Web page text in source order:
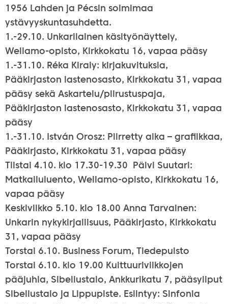
1956 Lahden ja Pécsin solmimaa
ystävyyskuntasuhdetta.
1.-29.10. Unkarilainen käsityönäyttely,
Wellamo-opisto, Kirkkokatu 16, vapaa pääsy
1.-31.10. Réka Kiraly: kirjakuvituksia,
Pääkirjaston lastenosasto, Kirkkokatu 31, vapaa
pääsy sekä Askartelu/piirustuspaja,
Pääkirjaston lastenosasto, Kirkkokatu 31, vapaa
pääsy
1.-31.10. István Orosz: Piirretty aika – grafiikkaa,
Pääkirjasto, Kirkkokatu 31, vapaa pääsy
Tiistai 4.10. klo 17.30-19.30 Päivi Suutari:
Matkailuluento, Wellamo-opisto, Kirkkokatu 16,
vapaa pääsy
Keskiviikko 5.10. klo 18.00 Anna Tarvainen:
Unkarin nykykirjallisuus, Pääkirjasto, Kirkkokatu
31, vapaa pääsy
Torstai 6.10. Business Forum, Tiedepuisto
Torstai 6.10. klo 19.00 Kulttuuriviikkojen
pääjuhla, Sibeliustalo, Ankkurikatu 7, pääsyliput
Sibeliustalo ja Lippupiste. Esiintyy: Sinfonia